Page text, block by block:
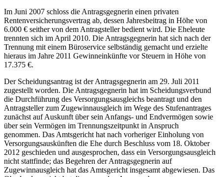
Im Juni 2007 schloss die Antragsgegnerin einen privaten
Rentenversicherungsvertrag ab, dessen Jahresbeitrag in Höhe von
6.000 € seither von dem Antragsteller bedient wird. Die Eheleute
trennten sich im April 2010. Die Antragsgegnerin hat sich nach der
Trennung mit einem Büroservice selbständig gemacht und erzielte
hieraus im Jahre 2011 Gewinneinkünfte vor Steuern in Höhe von
17.375 €.
Der Scheidungsantrag ist der Antragsgegnerin am 29. Juli 2011
zugestellt worden. Die Antragsgegnerin hat im Scheidungsverbund
die Durchführung des Versorgungsausgleichs beantragt und den
Antragsteller zum Zugewinnausgleich im Wege des Stufenantrages
zunächst auf Auskunft über sein Anfangs- und Endvermögen sowie
über sein Vermögen im Trennungszeitpunkt in Anspruch
genommen. Das Amtsgericht hat nach vorheriger Einholung von
Versorgungsauskünften die Ehe durch Beschluss vom 18. Oktober
2012 geschieden und ausgesprochen, dass ein Versorgungsausgleich
nicht stattfinde; das Begehren der Antragsgegnerin auf
Zugewinnausgleich hat das Amtsgericht insgesamt abgewiesen. Das